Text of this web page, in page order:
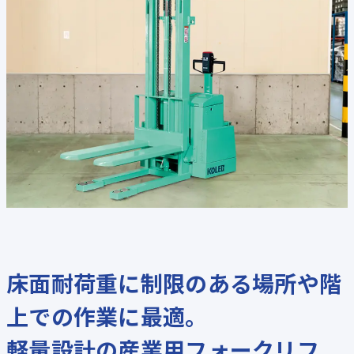
床面耐荷重に制限のある場所や階
上での作業に最適。